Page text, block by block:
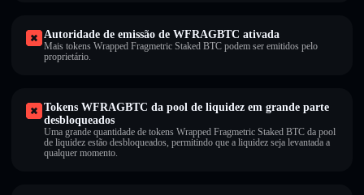
Autoridade de emissão de WFRAGBTC ativada
Mais tokens Wrapped Fragmetric Staked BTC podem ser emitidos pelo
proprietário.
Tokens WFRAGBTC da pool de liquidez em grande parte
desbloqueados
Uma grande quantidade de tokens Wrapped Fragmetric Staked BTC da pool
de liquidez estão desbloqueados, permitindo que a liquidez seja levantada a
qualquer momento.